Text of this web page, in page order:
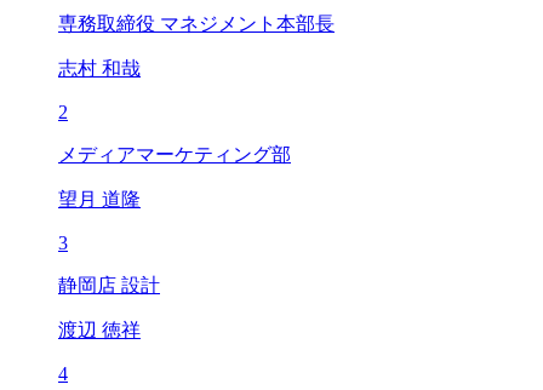
専務取締役 マネジメント本部長
志村 和哉
2
メディアマーケティング部
望月 道隆
3
静岡店 設計
渡辺 徳祥
4